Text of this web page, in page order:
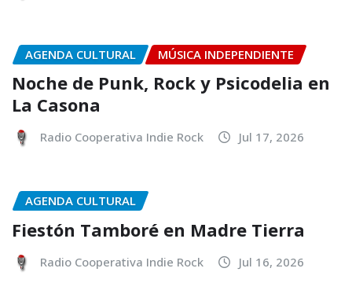
AGENDA CULTURAL MÚSICA INDEPENDIENTE
Noche de Punk, Rock y Psicodelia en
La Casona
Radio Cooperativa Indie Rock Jul 17, 2026
AGENDA CULTURAL
Fiestón Tamboré en Madre Tierra
Radio Cooperativa Indie Rock Jul 16, 2026